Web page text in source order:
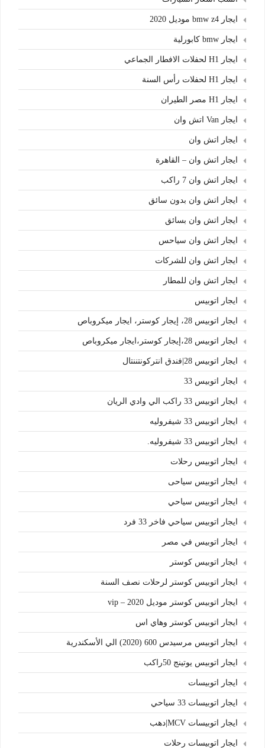
ايجار bmw z4 موديل 2020
ايجار bmw كابورلية
ايجار H1 لحفلات الافطار الجماعي
ايجار H1 لحفلات رأس السنة
ايجار H1 مصر الطيران
ايجار Van اتش وان
ايجار اتش وان
ايجار اتش وان – القاهرة
ايجار اتش وان 7 راكب
ايجار اتش وان بدون سائق
ايجار اتش وان بسائق
ايجار اتش وان سياحس
ايجار اتش وان للشركات
ايجار اتش وان للمطار
ايجار اتوبيس
ايجار اتوبيس 28، إيجار كوستر، ايجار ميكروباص
ايجار اتوبيس 28،إيجار كوستر،ايجار ميكروباص
ايجار اتوبيس 28|فندق انتركونتننتال
ايجار اتوبيس 33
ايجار اتوبيس 33 راكب الي وادي الريان
ايجار اتوبيس 33 شيفروليه
ايجار اتوبيس 33 شيفروليه.
ايجار اتوبيس رحلات
ايجار اتوبيس سياحى
ايجار اتوبيس سياحي
ايجار اتوبيس سياحي فاخر 33 فرد
ايجار اتوبيس في مصر
ايجار اتوبيس كوستر
ايجار اتوبيس كوستر لرحلات نصف السنة
ايجار اتوبيس كوستر موديل 2020 – vip
ايجار اتوبيس كوستر وهاي اس
ايجار اتوبيس مرسيدس 600 (2020) الي الأسكندرية
ايجار اتوبيس يوتينج 50راكب
ايجار اتوبيسات
ايجار اتوبيسات 33 سياحي
ايجار اتوبيسات MCV|دهب
ايجار اتوبيسات رحلات